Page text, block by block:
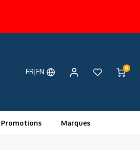
FR|EN 0
Promotions Marques